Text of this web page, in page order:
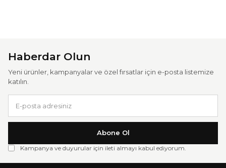
Haberdar Olun
Yeni ürünler, kampanyalar ve özel fırsatlar için e-posta listemize
katılın.
Abone Ol
Kampanya ve duyurular için ileti almayı kabul ediyorum.